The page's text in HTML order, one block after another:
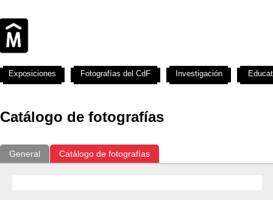
Catálogo de fotografías
General Catálogo de fotografías
Exposiciones Fotografías del CdF Investigación